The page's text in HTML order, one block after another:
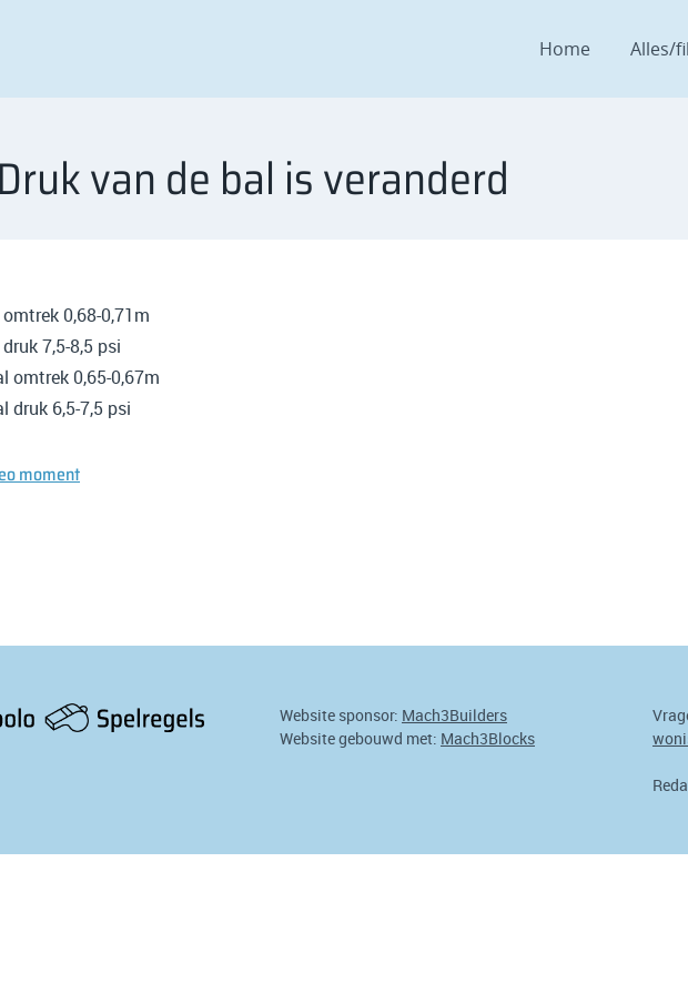
Home Alles/
Druk van de bal is veranderd
0,68-0,71m
7,5-8,5 psi
omtrek 0,65-0,67m
druk 6,5-7,5 psi
moment
Website sponsor: Mach3Builders
Website gebouwd met: Mach3Blocks